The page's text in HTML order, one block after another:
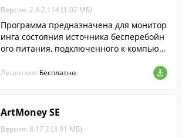
Версия: 2.4.2.114 (1.02 МБ)
Программа предназначена для монитор
инга состояния источника бесперебойн
ого питания, подключенного к компьют
ивающего протокол Megatec.
Лицензия: Бесплатно
ArtMoney SE
Версия: 8.17.2 (3.91 МБ)